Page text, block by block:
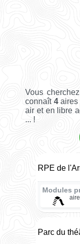
Vous
connaît 4aires
air et en libre
... !
RPE de
Modules
Parc du